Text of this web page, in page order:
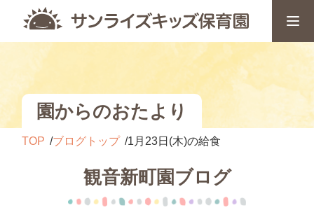
園からのおたより
TOP ブログトップ 1月23日(木)の給食
観音新町園ブログ